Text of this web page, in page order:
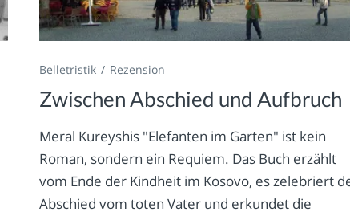
Belletristik Rezension
Zwischen Abschied und Aufbruch
Meral Kureyshis "Elefanten im Garten" ist kein
Roman, sondern ein Requiem. Das Buch erzählt
vom Ende der Kindheit im Kosovo, es zelebriert
Abschied vom toten Vater und erkundet die